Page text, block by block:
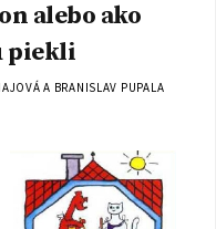
e
b
o
T
u
e
alebo ako
piekli
A BRANISLAV PUPALA